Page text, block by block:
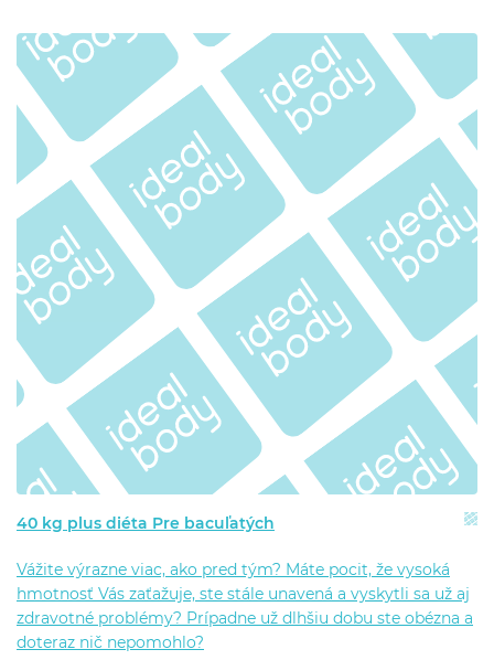
40 kg plus diéta Pre bacuľatých
Vážite výrazne viac, ako pred tým? Máte pocit, že vysoká
hmotnosť Vás zaťažuje, ste stále unavená a vyskytli sa už aj
zdravotné problémy? Prípadne už dlhšiu dobu ste obézna a
doteraz nič nepomohlo?